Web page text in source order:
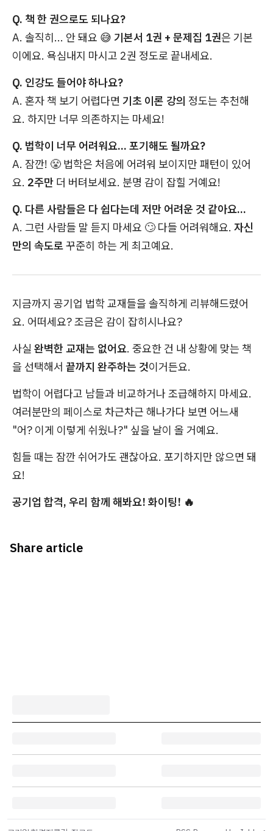
Q. 책 한 권으로도 되나요?
A. 솔직히... 안 돼요 😅 기본서 1권 + 문제집 1권은 기본
이에요. 욕심내지 마시고 2권 정도로 끝내세요.
Q. 인강도 들어야 하나요?
A. 혼자 책 보기 어렵다면 기초 이론 강의 정도는 추천해
요. 하지만 너무 의존하지는 마세요!
Q. 법학이 너무 어려워요... 포기해도 될까요?
A. 잠깐! 😤 법학은 처음에 어려워 보이지만 패턴이 있어
요. 2주만 더 버텨보세요. 분명 감이 잡힐 거예요!
Q. 다른 사람들은 다 쉽다는데 저만 어려운 것 같아요...
A. 그런 사람들 말 듣지 마세요 🙄 다들 어려워해요. 자신
만의 속도로꾸준히 하는 게 최고예요.
지금까지 공기업 법학 교재들을 솔직하게 리뷰해드렸어
요. 어떠세요? 조금은 감이 잡히시나요?
사실 완벽한 교재는 없어요. 중요한 건 내 상황에 맞는 책
을 선택해서 끝까지 완주하는 것이거든요.
법학이 어렵다고 남들과 비교하거나 조급해하지 마세요.
여러분만의 페이스로 차근차근 해나가다 보면 어느새
"어? 이게 이렇게 쉬웠나?" 싶을 날이 올 거예요.
힘들 때는 잠깐 쉬어가도 괜찮아요. 포기하지만 않으면 돼
요!
공기업 합격, 우리 함께 해봐요! 화이팅! 🔥
Share article